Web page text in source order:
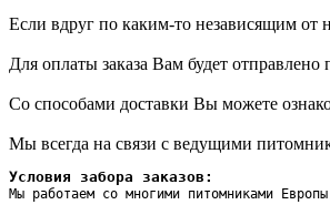
Если вдруг по каким-то независящим от
Для оплаты заказа Вам будет
Со способами доставки Вы можете
Мы всегда на связи с ведущими
Условия забора заказов:
Мы работаем со многими питомниками